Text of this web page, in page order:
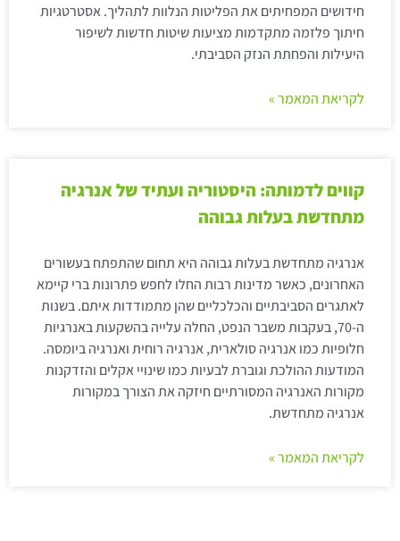
חידושים המפחיתים את הפליטות הנלוות לתהליך. אסטרטגיות
חיתוך פלזמה מתקדמות מציעות שיטות חדשות לשיפור
היעילות והפחתת הנזק הסביבתי.
לקריאת המאמר »
קווים לדמותה: היסטוריה ועתיד של אנרגיה
מתחדשת בעלות גבוהה
אנרגיה מתחדשת בעלות גבוהה היא תחום שהתפתח בעשורים
האחרונים, כאשר מדינות רבות החלו לחפש פתרונות ברי קיימא
לאתגרים הסביבתיים והכלכליים שהן מתמודדות איתם. בשנות
ה-70, בעקבות משבר הנפט, החלה עלייה בהשקעות באנרגיות
חלופיות כמו אנרגיה סולארית, אנרגיה רוחית ואנרגיה ביומסה.
המודעות ההולכת וגוברת לבעיות כמו שינויי אקלים והזדקנות
מקורות האנרגיה המסורתיים חיזקה את הצורך במקורות
אנרגיה מתחדשת.
לקריאת המאמר »